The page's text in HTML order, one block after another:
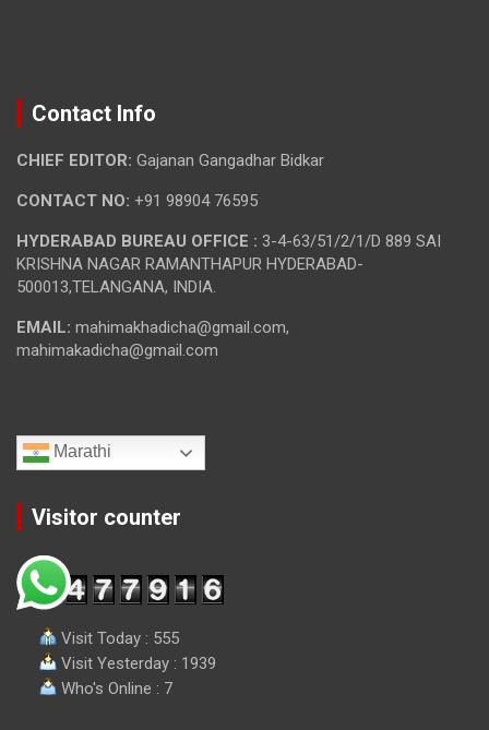
Contact Info
CHIEF EDITOR: Gajanan Gangadhar Bidkar
CONTACT NO: +91 98904 76595
HYDERABAD BUREAU OFFICE : 3-4-63/51/2/1/D 889 SAI
KRISHNA NAGAR RAMANTHAPUR HYDERABAD-
500013,TELANGANA, INDIA.
EMAIL: mahimakhadicha@gmail.com,
mahimakadicha@gmail.com
Marathi
Visitor counter
Visit Today : 555
Visit Yesterday : 1939
Who's Online : 7